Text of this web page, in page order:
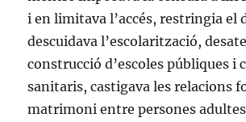
i en limitava l’accés, restringia el
descuidava l’escolarització,
construcció d’escoles públiques i
sanitaris, castigava les relacions
matrimoni entre persones